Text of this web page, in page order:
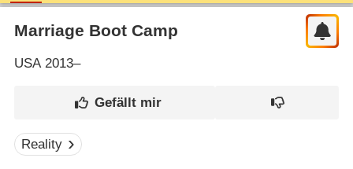
Marriage Boot Camp
USA2013–
Reality